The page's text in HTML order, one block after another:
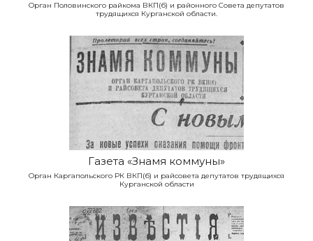
Орган Половинского райкома ВКП(б) и районного Совета депутатов
трудящихся Курганской области.
Газета «Знамя коммуны»
Орган Каргапольского РК ВКП(б) и райсовета депутатов трудящихся
Курганской области